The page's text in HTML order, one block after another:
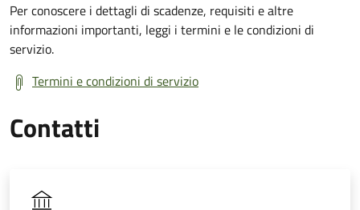
Per conoscere i dettagli di scadenze, requisiti e altre
informazioni importanti, leggi i termini e le condizioni di
servizio.
Termini e condizioni di servizio
Contatti